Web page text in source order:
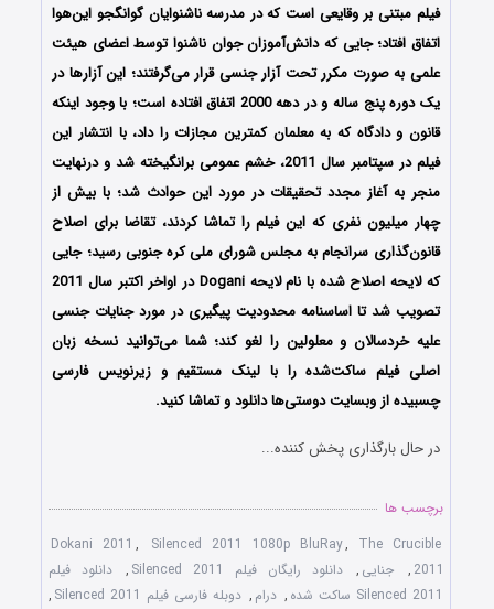
فیلم مبتنی بر وقایعی است که در مدرسه ناشنوایان گوانگجو این‌هوا
اتفاق افتاد؛ جایی که دانش‌آموزان جوان ناشنوا توسط اعضای هیئت
علمی به صورت مکرر تحت آزار جنسی قرار می‌گرفتند؛ این آزارها در
یک دوره پنج ساله و در دهه 2000 اتفاق افتاده است؛ با وجود اینکه
قانون و دادگاه که به معلمان کمترین مجازات را داد، با انتشار این
فیلم در سپتامبر سال 2011، خشم عمومی برانگیخته شد و درنهایت
منجر به آغاز مجدد تحقیقات در مورد این حوادث شد؛ با بیش از
چهار میلیون نفری که این فیلم را تماشا کردند، تقاضا برای اصلاح
قانون‌گذاری سرانجام به مجلس شورای ملی کره جنوبی رسید؛ جایی
که لایحه اصلاح شده با نام لایحه Dogani در اواخر اکتبر سال 2011
تصویب شد تا اساسنامه محدودیت پیگیری در مورد جنایات جنسی
علیه خردسالان و معلولین را لغو کند؛ شما می‌توانید نسخه زبان
اصلی فیلم ساکت‌شده را با ‌لینک مستقیم و زیرنویس فارسی
چسبیده از وبسایت دوستی‌ها دانلود و تماشا کنید.
در حال بارگذاری پخش کننده...
برچسب ها
Dokani 2011 , Silenced 2011 1080p BluRay, The Crucible
2011
, جنایی , دانلود رایگان فیلم Silenced 2011 ,
دانلود فیلم
Silenced 2011 ساکت شده
, درام , دوبله فارسی فیلم Silenced 2011 ,